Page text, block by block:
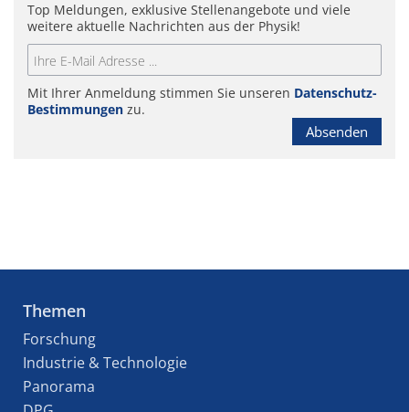
Top Meldungen, exklusive Stellenangebote und viele
weitere aktuelle Nachrichten aus der Physik!
Mit Ihrer Anmeldung stimmen Sie unseren Datenschutz-
Bestimmungen zu.
Absenden
Themen
Forschung
Industrie & Technologie
Panorama